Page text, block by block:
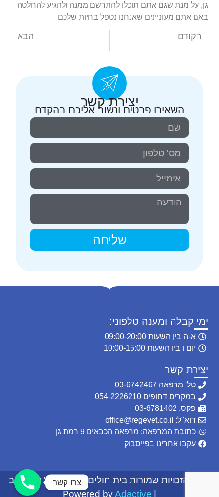
יצירת קשר
השאירו פרטים ונשוב אליכם בהקדם
שליחה
גן, על מנת שגם אתם תוכלו להתרשם ממנה ולהגיע להחלטה
באם אתם מעוניינים שאנחנו נטפל בחיות שלכם
הקודם הבא
יצירת קשר
טל' מרפאה 03-6742467
במקרים דחופים 054-2226210
פקס: 03-6781402
דוא"ל: office@regevet.co.il
כתובת המרפאה: מרפאה הכבאים 9 רמת גן
עקבו אחרינו בפייסבוק
ימי קבלה ומענה טלפוני:
א-ה בין השעות 09:00-20:00
יום ו ביו השעות 10:00-15:00
© כל הזכויות שמורות בית חולים וטרינרי-דר' שרון רגב
| Powered by
Adactive
צרו קשר